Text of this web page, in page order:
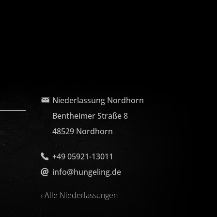
Niederlassung Nordhorn
Bentheimer Straße 8
48529 Nordhorn
+49 05921-13011
info@hungeling.de
› Alle Niederlassungen